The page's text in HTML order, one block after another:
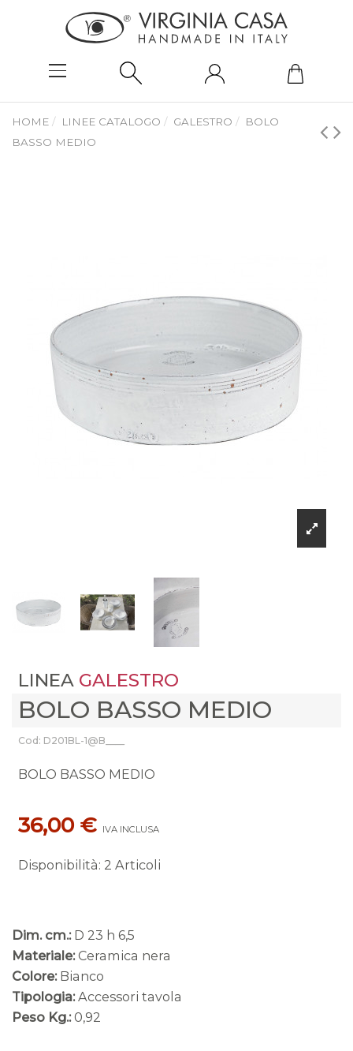
HOME LINEE CATALOGO GALESTRO
BOLO
BASSO MEDIO
LINEA GALESTRO
BOLO BASSO MEDIO
Cod: D201BL-1@B____
BOLO BASSO MEDIO
36,00 € IVA INCLUSA
Disponibilità: 2 Articoli
Dim. cm.: D 23 h 6,5
Materiale: Ceramica nera
Colore: Bianco
Tipologia: Accessori tavola
Peso Kg.: 0,92